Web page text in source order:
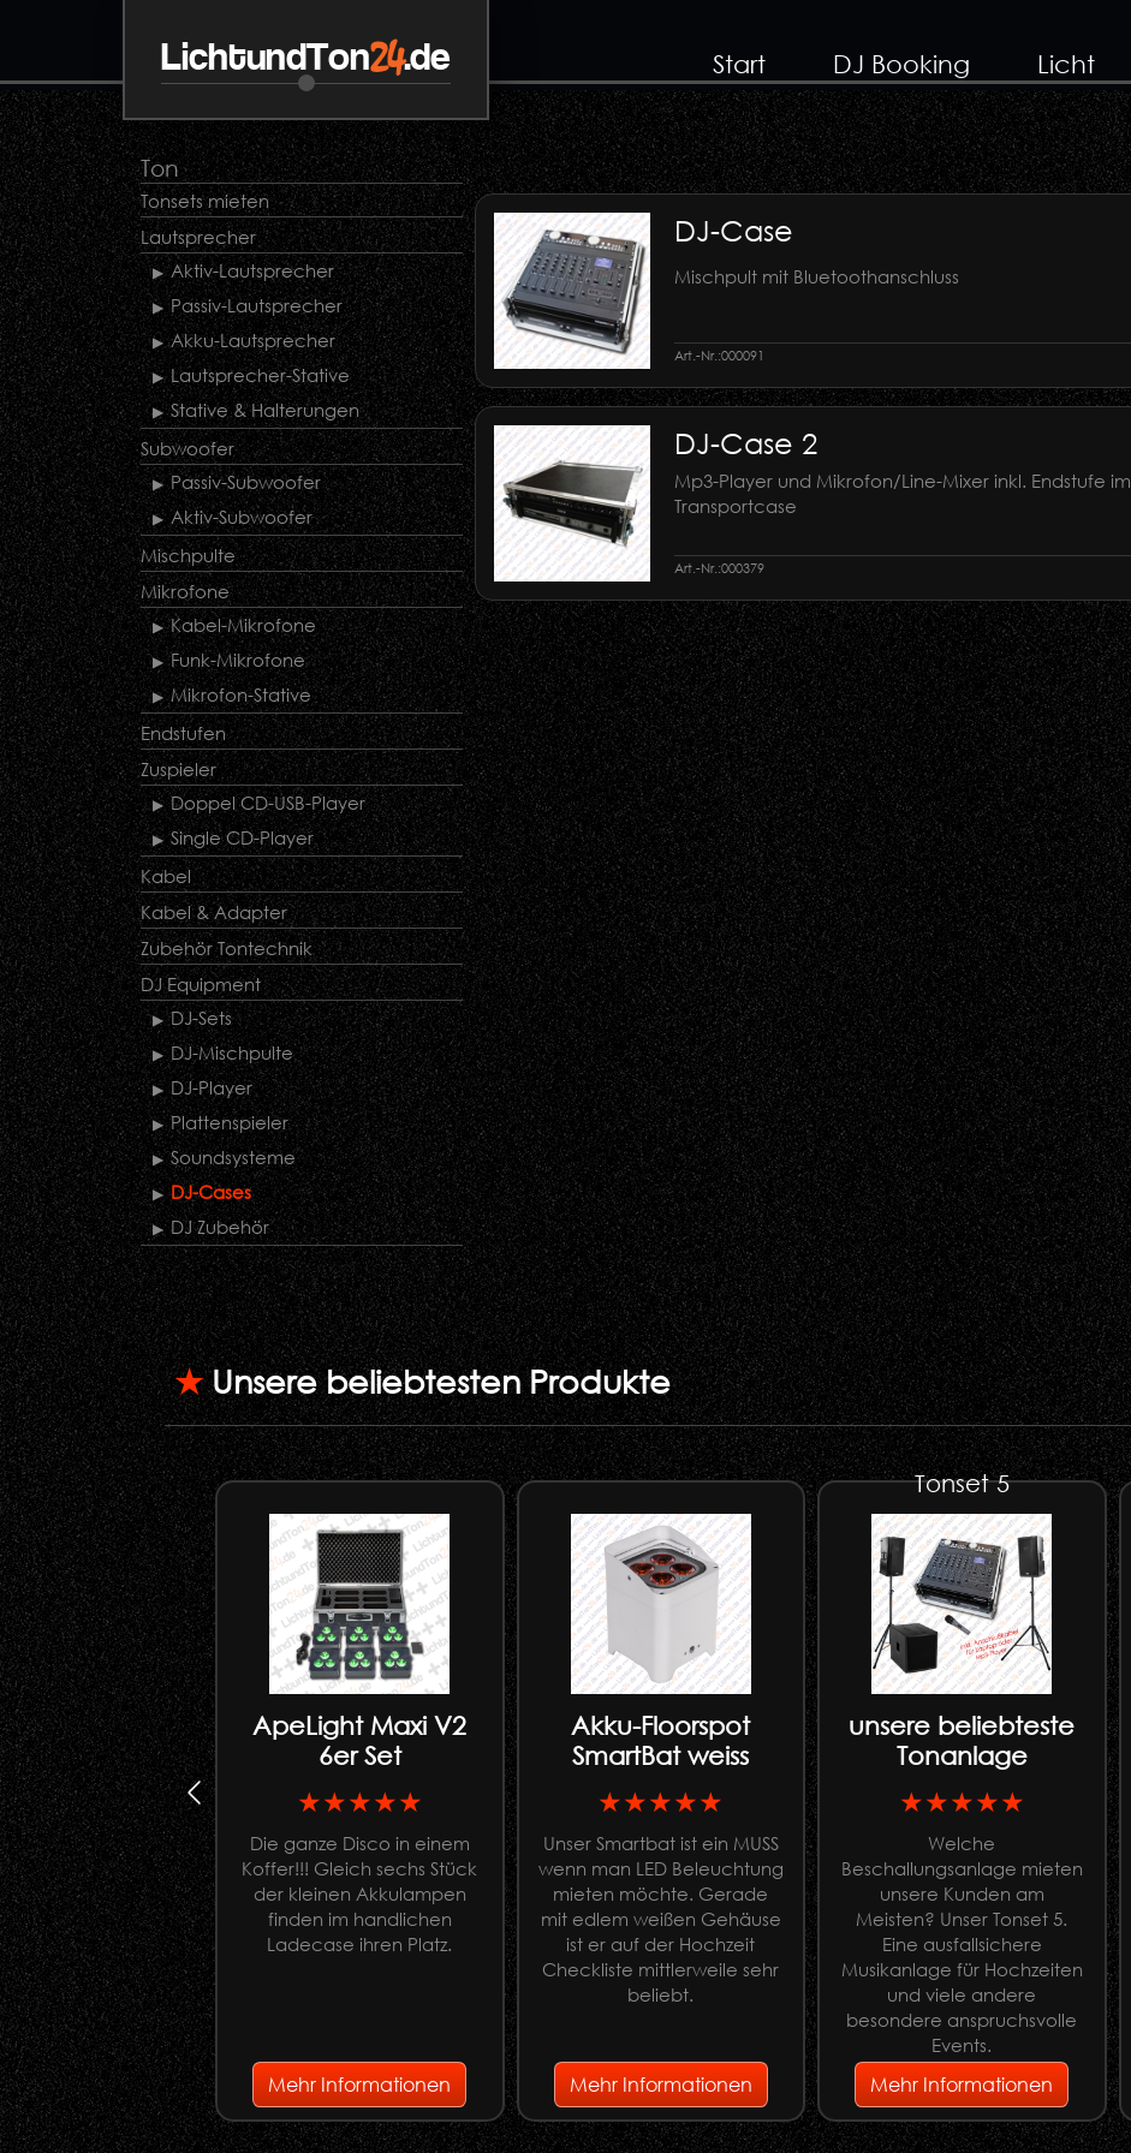
Start DJ Booking Licht
LichtundTon24.de
Ton
Tonsets mieten
Lautsprecher
Aktiv-Lautsprecher
Passiv-Lautsprecher
Akku-Lautsprecher
Lautsprecher-Stative
Stative & Halterungen
Subwoofer
Passiv-Subwoofer
Aktiv-Subwoofer
Mischpulte
Mikrofone
Kabel-Mikrofone
Funk-Mikrofone
Mikrofon-Stative
Endstufen
Zuspieler
Doppel CD-USB-Player
Single CD-Player
Kabel
Kabel & Adapter
Zubehör Tontechnik
DJ Equipment
DJ-Sets
DJ-Mischpulte
DJ-Player
Plattenspieler
Soundsysteme
DJ-Cases
DJ Zubehör
DJ-Case
Mischpult mit Bluetoothanschluss
Art.-Nr.:000091
DJ-Case 2
Mp3-Player und Mikrofon/Line-Mixer inkl. Endstufe im
Transportcase
Art.-Nr.:000379
★Unsere beliebtesten Produkte
ApeLight Maxi V2
6er Set
★★★★★
Die ganze Disco in einem
Koffer!!! Gleich sechs Stück
der kleinen Akkulampen
finden im handlichen
Ladecase ihren Platz.
Mehr Informationen
Akku-Floorspot
SmartBat weiss
★★★★★
Unser Smartbat ist ein MUSS
wenn man LED Beleuchtung
mieten möchte. Gerade
mit edlem weißen Gehäuse
ist er auf der Hochzeit
Checkliste mittlerweile sehr
beliebt.
Mehr Informationen
Tonset 5
unsere beliebteste
Tonanlage
★★★★★
Welche
Beschallungsanlage mieten
unsere Kunden am
Meisten? Unser Tonset 5.
Eine ausfallsichere
Musikanlage für Hochzeiten
und viele andere
besondere anspruchsvolle
Events.
Mehr Informationen